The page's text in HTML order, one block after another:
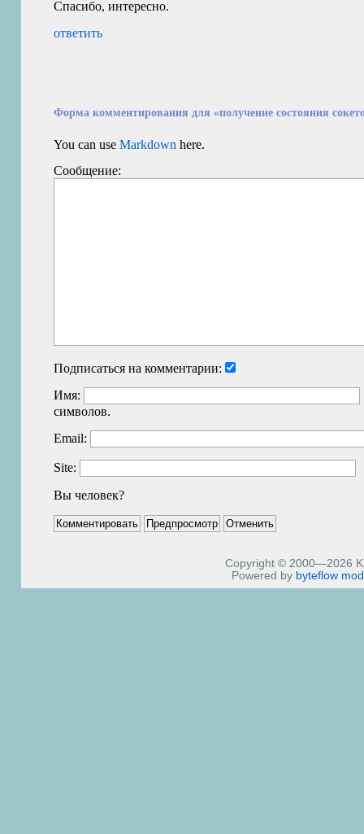
Спасибо, интересно.
ответить
Форма комментирования для «получение состояния
You can useMarkdown here.
Сообщение:
Подписаться на комментарии:
Имя:
символов.
Email:
Site:
Вы человек?
Copyright © 2000—2026
Powered by byteflow